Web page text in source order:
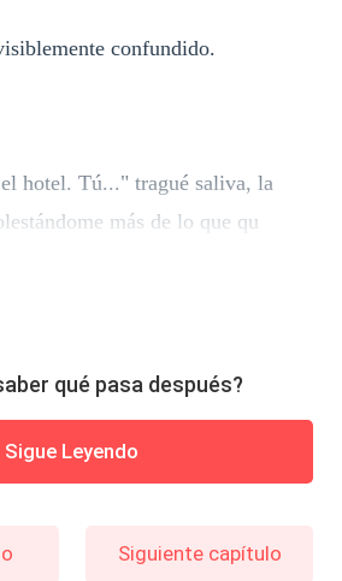
confundido.
hotel. Tú..." tragué saliva, la
más de lo que qu
qué pasa después?
Sigue Leyendo
Siguiente capítulo